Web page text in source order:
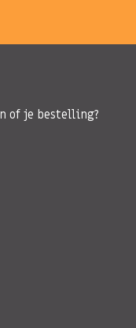
of je bestelling?